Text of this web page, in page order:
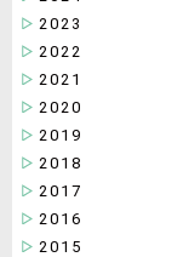
2023
2022
2021
2020
2019
2018
2017
2016
2015